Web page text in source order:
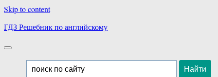
Skip to content
ГДЗ Решебник по английскому